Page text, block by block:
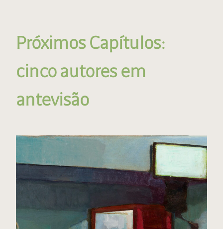
Próximos Capítulos:
cinco autores em
antevisão